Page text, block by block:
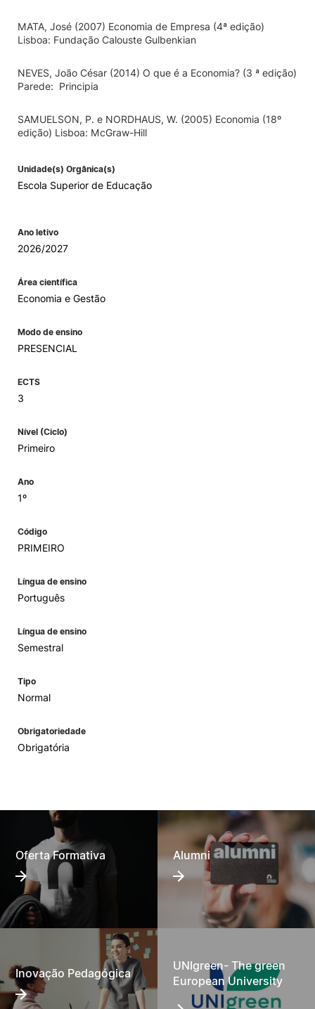
MATA, José (2007) Economia de Empresa (4ª edição)
Lisboa: Fundação Calouste Gulbenkian
NEVES, João César (2014) O que é a Economia? (3 ª edição)
Parede: Principia
SAMUELSON, P. e NORDHAUS, W. (2005) Economia (18º
edição) Lisboa: McGraw-Hill
Unidade(s) Orgânica(s)
Escola Superior de Educação
Ano letivo
2026/2027
Área científica
Economia e Gestão
Modo de ensino
PRESENCIAL
ECTS
3
Nível (Ciclo)
Primeiro
Ano
1º
Código
PRIMEIRO
Língua de ensino
Português
Língua de ensino
Semestral
Tipo
Normal
Obrigatoriedade
Obrigatória
Oferta Formativa Alumni
Inovação Pedagógica
UNIgreen- The green
European University